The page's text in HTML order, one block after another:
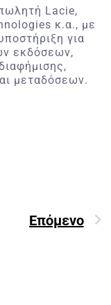
Lacie,
κ.α., με
για
εκδόσεων,
μεταδόσεων.
Επόμενο